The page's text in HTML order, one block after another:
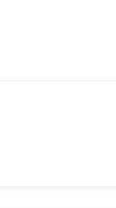
senza complicazioni.
del mercato.